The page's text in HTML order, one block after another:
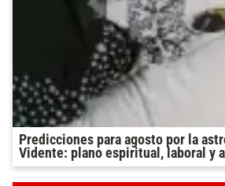
Predicciones para agosto por la
Vidente: plano espiritual, laboral y